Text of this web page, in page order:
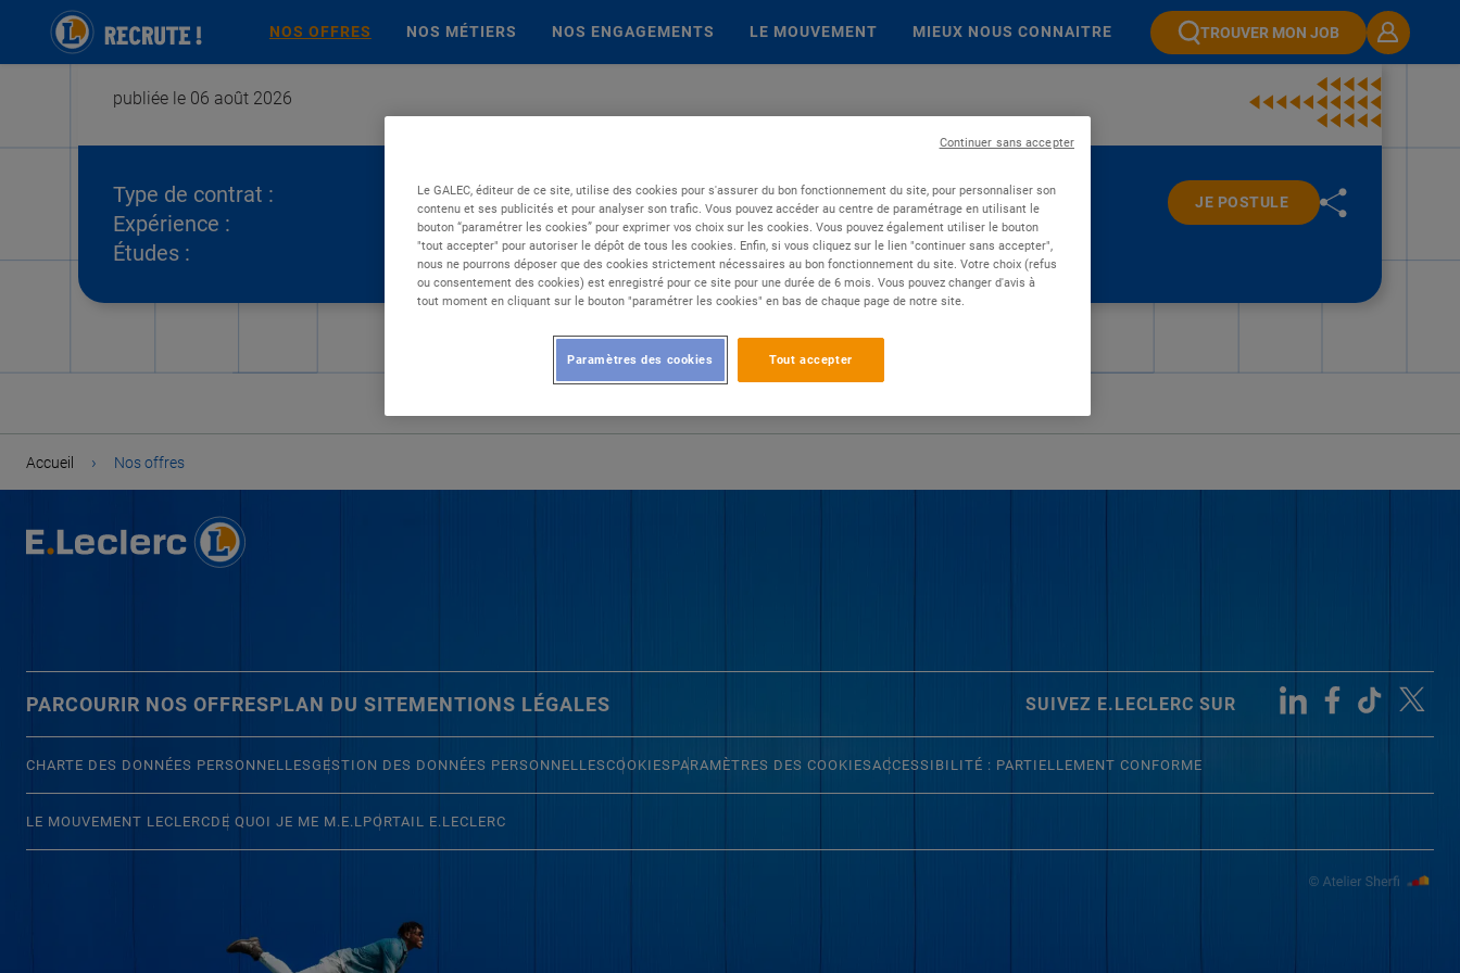
NOS OFFRES NOS MÉTIERS NOS ENGAGEMENTS LE MOUVEMENT MIEUX NOUS CONNAITRE TROUVER MON JOB
publiée le 06 août 2026
Type de contrat :
Expérience :
Études :
JE POSTULE
Accueil › Nos offres
PARCOURIR NOS OFFRESPLAN DU SITEMENTIONS LÉGALES SUIVEZ E.LECLERC SUR
CHARTE DES DONNÉES PERSONNELLESGESTION DES DONNÉES PERSONNELLESCOOKIES PARAMÈTRES DES COOKIESACCESSIBILITÉ : PARTIELLEMENT CONFORME
LE MOUVEMENT LECLERCDE QUOI JE ME M.E.LPORTAIL E.LECLERC
Le GALEC, éditeur de ce site, utilise des cookies pour s'assurer du bon fonctionnement du site, pour personnaliser son
contenu et ses publicités et pour analyser son trafic. Vous pouvez accéder au centre de paramétrage en utilisant le
bouton “paramétrer les cookies” pour exprimer vos choix sur les cookies. Vous pouvez également utiliser le bouton
"tout accepter" pour autoriser le dépôt de tous les cookies. Enfin, si vous cliquez sur le lien "continuer sans accepter",
nous ne pourrons déposer que des cookies strictement nécessaires au bon fonctionnement du site. Votre choix (refus
ou consentement des cookies) est enregistré pour ce site pour une durée de 6 mois. Vous pouvez changer d'avis à
tout moment en cliquant sur le bouton "paramétrer les cookies" en bas de chaque page de notre site.
Tout accepter
Paramètres des cookies
Continuer sans accepter